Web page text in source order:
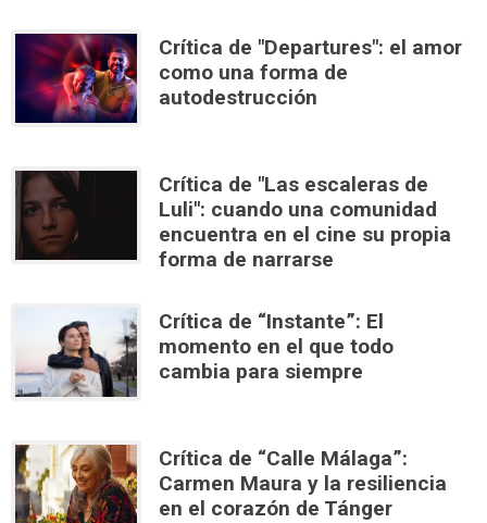
Crítica de "Departures": el amor
como una forma de
autodestrucción
Crítica de "Las escaleras de
Luli": cuando una comunidad
encuentra en el cine su propia
forma de narrarse
Crítica de “Instante”: El
momento en el que todo
cambia para siempre
Crítica de “Calle Málaga”:
Carmen Maura y la resiliencia
en el corazón de Tánger